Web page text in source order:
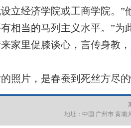
立经济学院或工商学院。
相当的马列主义水平。”
家里促膝谈心，言传身教
照片，是春蚕到死丝方尽
地址：中国 广州市 黄埔